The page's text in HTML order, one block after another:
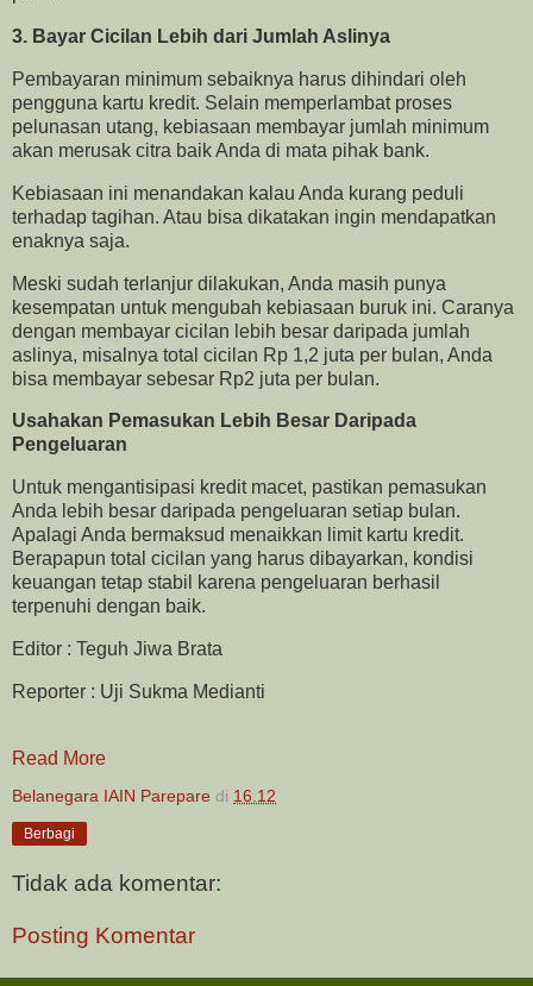
3. Bayar Cicilan Lebih dari Jumlah Aslinya
Pembayaran minimum sebaiknya harus dihindari oleh
pengguna kartu kredit. Selain memperlambat proses
pelunasan utang, kebiasaan membayar jumlah minimum
akan merusak citra baik Anda di mata pihak bank.
Kebiasaan ini menandakan kalau Anda kurang peduli
terhadap tagihan. Atau bisa dikatakan ingin mendapatkan
enaknya saja.
Meski sudah terlanjur dilakukan, Anda masih punya
kesempatan untuk mengubah kebiasaan buruk ini. Caranya
dengan membayar cicilan lebih besar daripada jumlah
aslinya, misalnya total cicilan Rp 1,2 juta per bulan, Anda
bisa membayar sebesar Rp2 juta per bulan.
Usahakan Pemasukan Lebih Besar Daripada
Pengeluaran
Untuk mengantisipasi kredit macet, pastikan pemasukan
Anda lebih besar daripada pengeluaran setiap bulan.
Apalagi Anda bermaksud menaikkan limit kartu kredit.
Berapapun total cicilan yang harus dibayarkan, kondisi
keuangan tetap stabil karena pengeluaran berhasil
terpenuhi dengan baik.
Editor : Teguh Jiwa Brata
Reporter : Uji Sukma Medianti
Read More
Belanegara IAIN Parepare di 16.12
Berbagi
Tidak ada komentar:
Posting Komentar